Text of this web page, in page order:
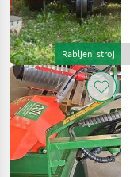
Strojevi Za
Vinogradarstvo
Odstranjivaci
Peteljki
Olmi
ODABERITE
KATEGORIJU
Olmi
Rabljeni stroj